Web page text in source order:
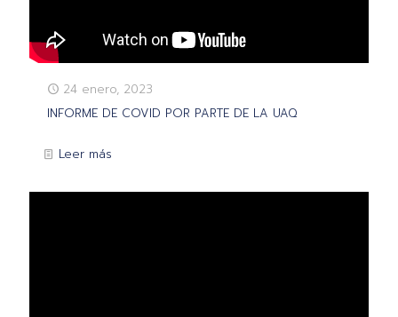
24 enero, 2023
INFORME DE COVID POR PARTE DE LA UAQ
Leer más